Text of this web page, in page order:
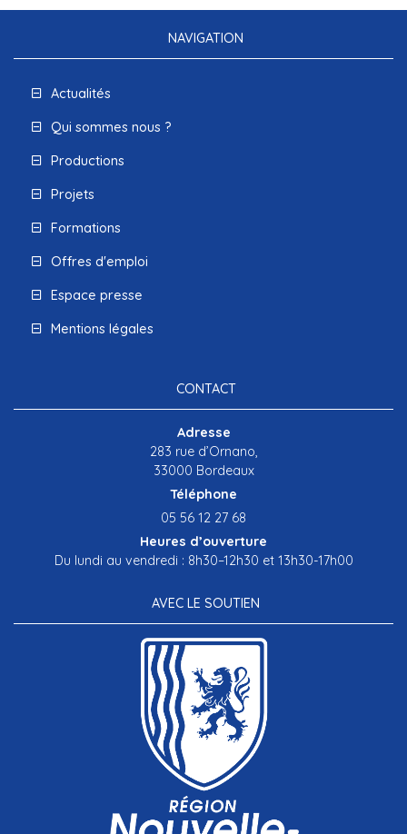
NAVIGATION
Actualités
Qui sommes nous ?
Productions
Projets
Formations
Offres d'emploi
Espace presse
Mentions légales
CONTACT
Adresse
283 rue d’Ornano,
33000 Bordeaux
Téléphone
05 56 12 27 68
Heures d’ouverture
Du lundi au vendredi : 8h30–12h30 et 13h30-17h00
AVEC LE SOUTIEN